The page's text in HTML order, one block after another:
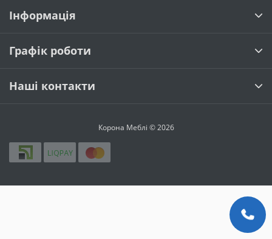
Інформація
Графік роботи
Наші контакти
Корона Меблі © 2026